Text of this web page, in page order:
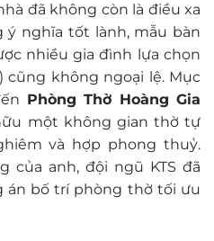
đã không còn là điều xa
ý nghĩa tốt lành, mẫu bàn
nhiều gia đình lựa chọn
cũng không ngoại lệ. Mục
Phòng Thờ Hoàng Gia
một không gian thờ tự
và hợp phong thuỷ.
của anh, đội ngũ KTS đã
án bố trí phòng thờ tối ưu